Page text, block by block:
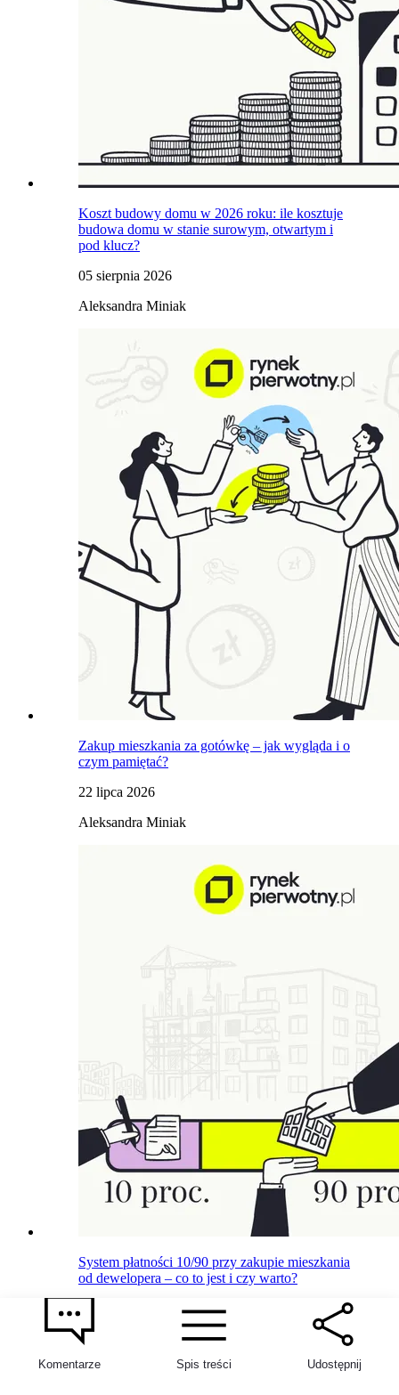
Koszt budowy domu w 2026 roku: ile kosztuje
budowa domu w stanie surowym, otwartym i
pod klucz?
05 sierpnia 2026
Aleksandra Miniak
Zakup mieszkania za gotówkę – jak wygląda i o
czym pamiętać?
22 lipca 2026
Aleksandra Miniak
System płatności 10/90 przy zakupie mieszkania
od dewelopera – co to jest i czy warto?
14 lipca 2026
Aleksandra Miniak
Komentarze Spis treści Udostępnij